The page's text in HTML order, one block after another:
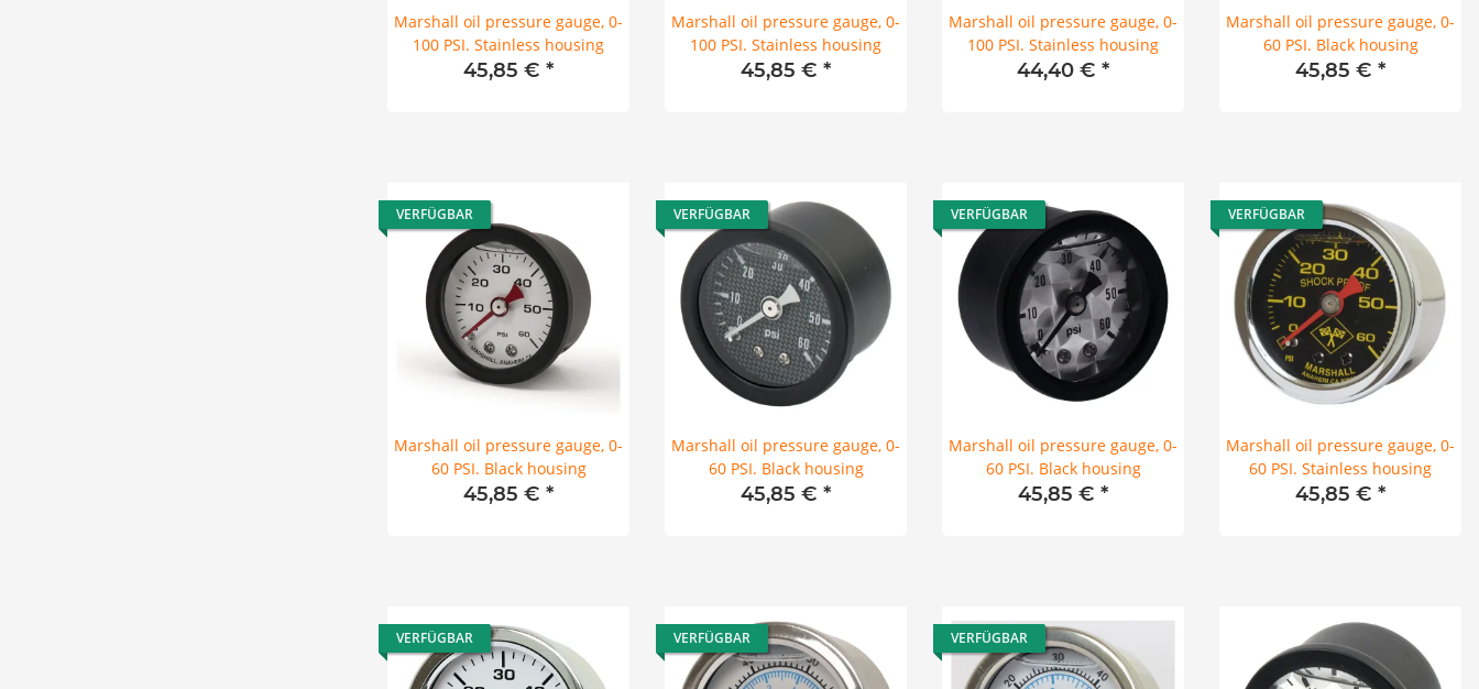
Marshall oil pressure gauge, 0-
100 PSI. Stainless housing
45,85 € *
Marshall oil pressure gauge, 0-
100 PSI. Stainless housing
45,85 € *
Marshall oil pressure gauge, 0-
100 PSI. Stainless housing
44,40 € *
Marshall oil pressure gauge, 0-
60 PSI. Black housing
45,85 € *
VERFÜGBAR
Marshall oil pressure gauge, 0-
60 PSI. Black housing
45,85 € *
VERFÜGBAR
Marshall oil pressure gauge, 0-
60 PSI. Black housing
45,85 € *
VERFÜGBAR
Marshall oil pressure gauge, 0-
60 PSI. Black housing
45,85 € *
VERFÜGBAR
Marshall oil pressure gauge, 0-
60 PSI. Stainless housing
45,85 € *
VERFÜGBAR VERFÜGBAR VERFÜGBAR